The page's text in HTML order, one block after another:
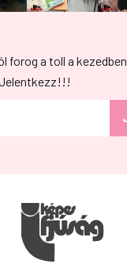
forog a toll a